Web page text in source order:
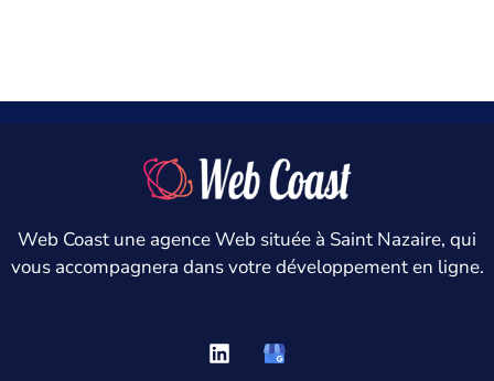
Web Coast une agence Web située à Saint Nazaire, qui
vous accompagnera dans votre développement en ligne.